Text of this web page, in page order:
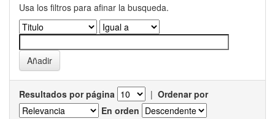
Usa los filtros para afinar la busqueda.
Resultados por página | Ordenar por
En orden